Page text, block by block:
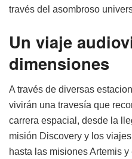
través del asombroso
Un viaje
dimensiones
A través de diversas
vivirán una travesía que
carrera espacial, desde la
misión Discovery y los
hasta las misiones Artemis